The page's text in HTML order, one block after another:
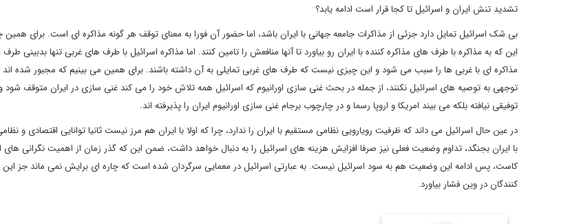
تشدید تنش ایران و اسرائیل تا کجا قرار است ادامه یابد؟
بی شک اسرائیل تمایل دارد جزئی از مذاکرات جامعه جهانی با ایران باشد، اما حضور آن فورا به معنای توقف هر گونه مذاکره ای است. برای همین
این که به مذاکره با طرف های مذاکره کننده با ایران رو بیاورد تا آنها منافعش را تامین کنند. اما مذاکره اسرائیل با طرف های غربی تنها بدبینی طرف
مذاکره ای با غربی ها را سبب می شود و این چیزی نیست که طرف های غربی تمایلی به آن داشته باشند. برای همین می بینیم که مجبور شده اند
توجهی به توصیه های اسرائیل نکنند، از جمله در بحث غنی سازی اورانیوم که اسرائیل همه تلاش خود را می کند غنی سازی در ایران متوقف شود و
توفیقی نیافته بلکه می بیند امریکا و اروپا رسما و در چارچوب برجام غنی سازی اورانیوم ایران را پذیرفته اند.
در عین حال اسرائیل می داند که ظرفیت رویارویی نظامی مستقیم با ایران را ندارد، چرا که اولا با ایران هم مرز نیست ثانیا توانایی اقتصادی و
با ایران بجنگد، تداوم وضعیت فعلی نیز صرفا افزایش هزینه های اسرائیل را به دنبال خواهد داشت، ضمن این که گذر زمان از اهمیت نگرانی های
کاست، پس ادامه این وضعیت هم به سود اسرائیل نیست. به عبارتی اسرائیل در معمایی سرگردان شده است که چاره ای برایش نمی ماند جز این
کنندگان در وین فشار بیاورد.